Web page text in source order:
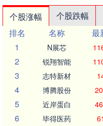
个股涨幅 个股跌幅
排名
名称 最
1
N展芯
2 锐翔智能
3 志特新材
4 博腾股份
5 近岸蛋白
6 毕得医药